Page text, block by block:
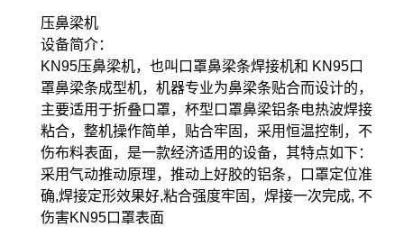
压鼻梁机
设备简介：
KN95压鼻梁机，也叫口罩鼻梁条焊接机和 KN95口
罩鼻梁条成型机，机器专业为鼻梁条贴合而设计的，
主要适用于折叠口罩，杯型口罩鼻梁铝条电热波焊接
粘合，整机操作简单，贴合牢固，采用恒温控制，不
伤布料表面，是一款经济适用的设备，其特点如下：
采用气动推动原理，推动上好胶的铝条，口罩定位准
确,焊接定形效果好,粘合强度牢固，焊接一次完成, 不
伤害KN95口罩表面